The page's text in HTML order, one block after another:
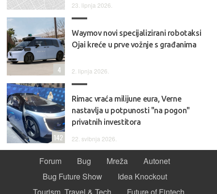
23. lipnja 2026.
Waymov novi specijalizirani robotaksi
Ojai kreće u prve vožnje s građanima
2. lipnja 2026.
4
Rimac vraća milijune eura, Verne
nastavlja u potpunosti "na pogon"
privatnih investitora
22. svibnja 2026.
142
Forum Bug Mreža
Autonet
Bug Future Show
Idea Knockout
Tourism, Travel & Tech
Future of Fintech